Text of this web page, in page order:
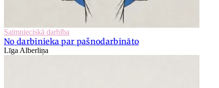
Saimnieciskā darbība
No darbinieka par pašnodarbināto
Līga Alberliņa